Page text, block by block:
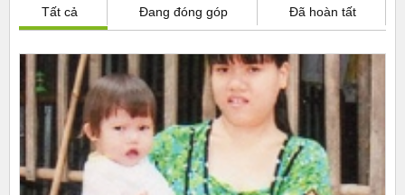
Tất cả Đang đóng góp Đã hoàn tất